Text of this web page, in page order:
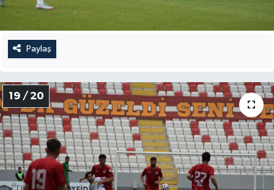
Paylaş
19 / 20